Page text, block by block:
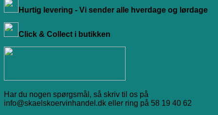
Hurtig levering - Vi sender alle hverdage og lørdage
Click & Collect i butikken
Har du nogen spørgsmål, så skriv til os på
info@skaelskoervinhandel.dk eller ring på 58 19 40 62